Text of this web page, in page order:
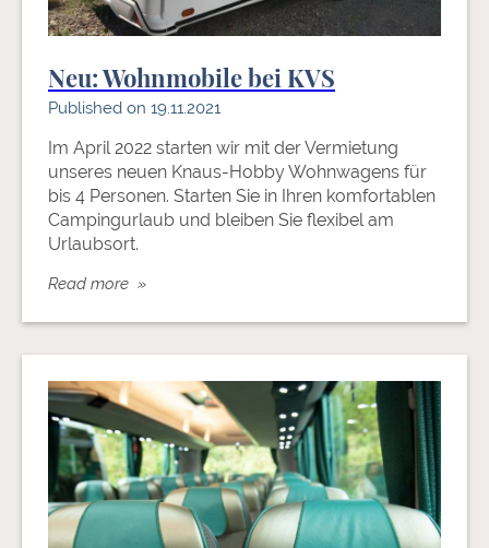
Neu: Wohnmobile bei KVS
Published on 19.11.2021
Im April 2022 starten wir mit der Vermietung
unseres neuen Knaus-Hobby Wohnwagens für
bis 4 Personen. Starten Sie in Ihren komfortablen
Campingurlaub und bleiben Sie flexibel am
Urlaubsort.
Read more »